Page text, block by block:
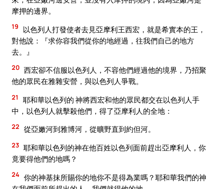
摩押的邊界。
19
以色列人打發使者去見亞摩利王西宏，就是希實本的王，
對他說：『求你容我們從你的地經過，往我們自己的地方
去。』
20 西宏卻不信服以色列人，不容他們經過他的境界，乃招聚
他的眾民在雅雜安營，與以色列人爭戰。
21
耶和華以色列的 神將西宏和他的眾民都交在以色列人手
中，以色列人就擊殺他們，得了亞摩利人的全地：
22 從亞嫩河到雅博河，從曠野直到約但河。
23 耶和華以色列的神在他百姓以色列面前趕出亞摩利人，你
竟要得他們的地嗎？
24 你的神基抹所賜你的地你不是得為業嗎？耶和華我們的神